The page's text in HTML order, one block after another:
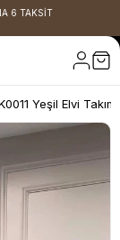
6 TAKSİT
Yeşil Elvi Takım